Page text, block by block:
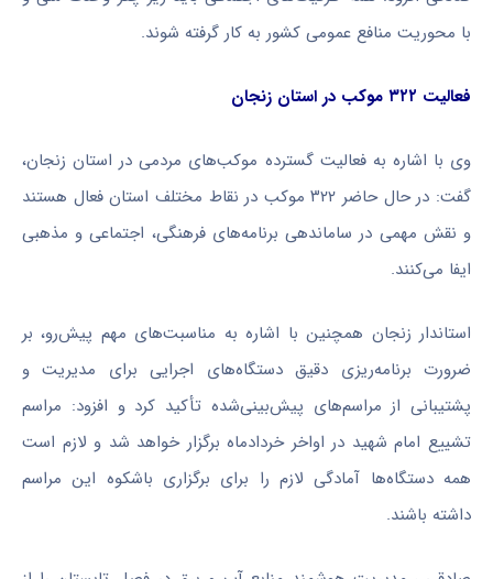
با محوریت منافع عمومی کشور به کار گرفته شوند.
فعالیت ۳۲۲ موکب در استان زنجان
وی با اشاره به فعالیت گسترده موکب‌های مردمی در استان زنجان،
گفت: در حال حاضر ۳۲۲ موکب در نقاط مختلف استان فعال هستند
و نقش مهمی در ساماندهی برنامه‌های فرهنگی، اجتماعی و مذهبی
ایفا می‌کنند.
استاندار زنجان همچنین با اشاره به مناسبت‌های مهم پیش‌رو، بر
ضرورت برنامه‌ریزی دقیق دستگاه‌های اجرایی برای مدیریت و
پشتیبانی از مراسم‌های پیش‌بینی‌شده تأکید کرد و افزود: مراسم
تشییع امام شهید در اواخر خردادماه برگزار خواهد شد و لازم است
همه دستگاه‌ها آمادگی لازم را برای برگزاری باشکوه این مراسم
داشته باشند.